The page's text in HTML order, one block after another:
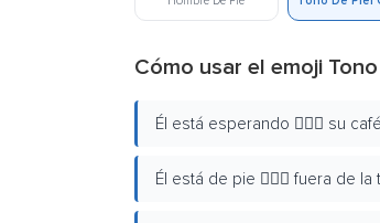
Cómo usar el emoji
Él está esperando 🧍🏻‍♂️ su
Él está de pie 🧍🏻‍♂️ fuera de la